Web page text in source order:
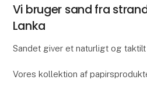
Vi bruger sand fra
Lanka
Sandet giver et naturligt og taktilt
Vores kollektion af